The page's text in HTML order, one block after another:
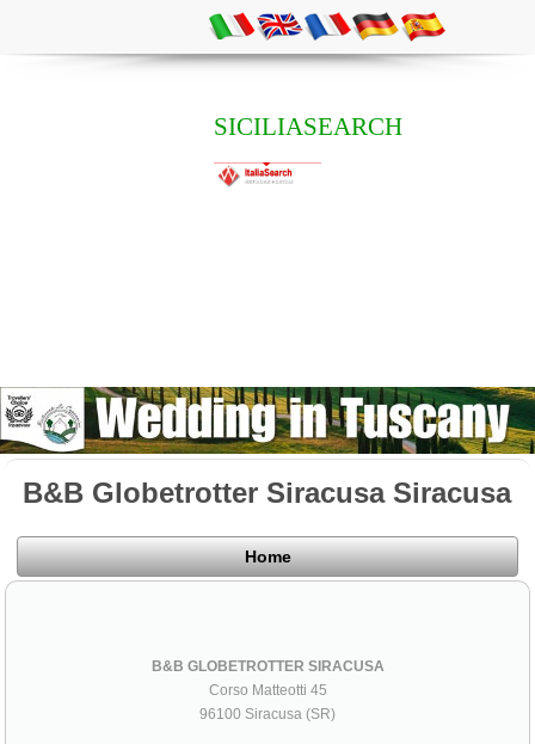
SICILIASEARCH
B&B Globetrotter Siracusa Siracusa
Home
B&B GLOBETROTTER SIRACUSA
Corso Matteotti 45
96100 Siracusa (SR)